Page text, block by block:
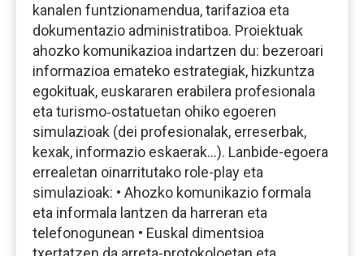
kanalen funtzionamendua, tarifazioa eta
dokumentazio administratiboa. Proiektuak
ahozko komunikazioa indartzen du: bezeroari
informazioa emateko estrategiak, hizkuntza
egokituak, euskararen erabilera profesionala
eta turismo‐ostatuetan ohiko egoeren
simulazioak (dei profesionalak, erreserbak,
kexak, informazio eskaerak…). Lanbide-egoera
errealetan oinarritutako role-play eta
simulazioak: • Ahozko komunikazio formala
eta informala lantzen da harreran eta
telefonogunean • Euskal dimentsioa